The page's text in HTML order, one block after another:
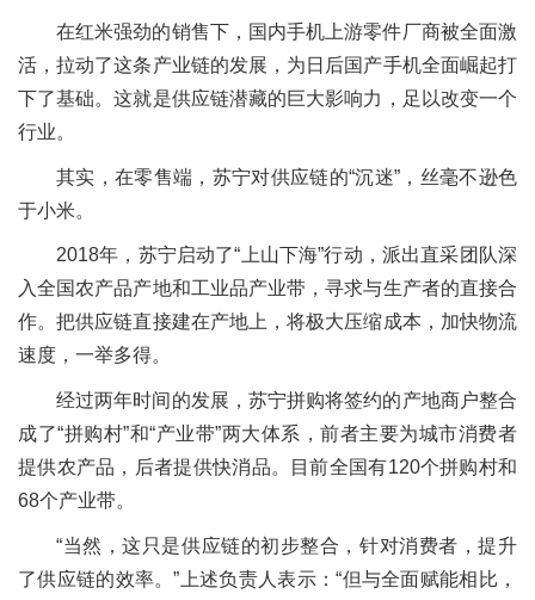
在红米强劲的销售下，国内手机上游零件厂商被全面激
活，拉动了这条产业链的发展，为日后国产手机全面崛起打
下了基础。这就是供应链潜藏的巨大影响力，足以改变一个
行业。
其实，在零售端，苏宁对供应链的“沉迷”，丝毫不逊色
于小米。
2018年，苏宁启动了“上山下海”行动，派出直采团队深
入全国农产品产地和工业品产业带，寻求与生产者的直接合
作。把供应链直接建在产地上，将极大压缩成本，加快物流
速度，一举多得。
经过两年时间的发展，苏宁拼购将签约的产地商户整合
成了“拼购村”和“产业带”两大体系，前者主要为城市消费者
提供农产品，后者提供快消品。目前全国有120个拼购村和
68个产业带。
“当然，这只是供应链的初步整合，针对消费者，提升
了供应链的效率。”上述负责人表示：“但与全面赋能相比，